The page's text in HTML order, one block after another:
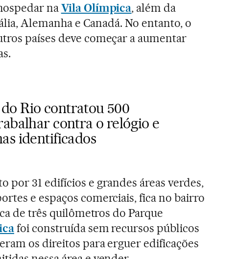
naVila Olímpica, além da
Alemanha e Canadá. No entanto, o
países deve começar a aumentar
Rio contratou 500
contra o relógio e
identificados
por 31 edifícios e grandes áreas verdes,
e espaços comerciais, fica no bairro
de três quilômetros do Parque
foi construída sem recursos públicos
os direitos para erguer edificações